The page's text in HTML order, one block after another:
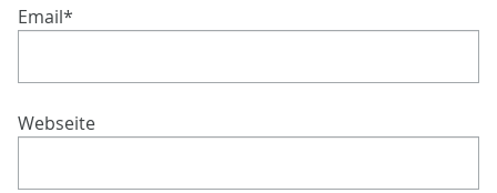
Email*
Webseite